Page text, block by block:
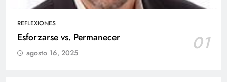
REFLEXIONES
Esforzarse vs. Permanecer 01
agosto 16, 2025